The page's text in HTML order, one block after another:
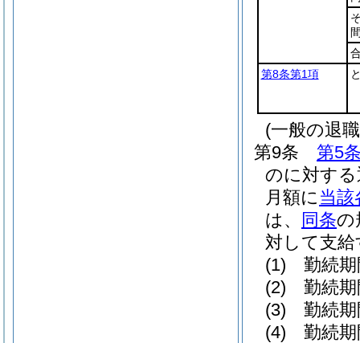
第8条第1項
(一般の退
第9条
第5
のに対す
月額に 当該
は、
同条の
対して支
(1)
勤続
(2)
勤続
(3)
勤続
(4)
勤続